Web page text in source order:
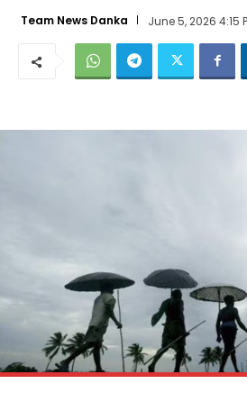
Team News Danka June 5, 2026 4:15